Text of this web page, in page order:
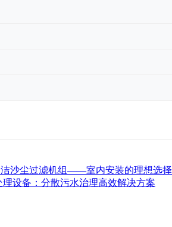
沙尘过滤机组——室内安装的理想选择
设备：分散污水治理高效解决方案